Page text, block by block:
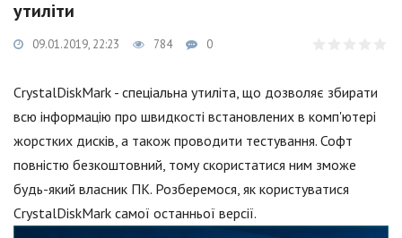
утиліти
09.01.2019, 22:23 784 0
CrystalDiskMark - спеціальна утиліта, що дозволяє збирати
всю інформацію про швидкості встановлених в комп'ютері
жорстких дисків, а також проводити тестування. Софт
повністю безкоштовний, тому скористатися ним зможе
будь-який власник ПК. Розберемося, як користуватися
CrystalDiskMark самої останньої версії.